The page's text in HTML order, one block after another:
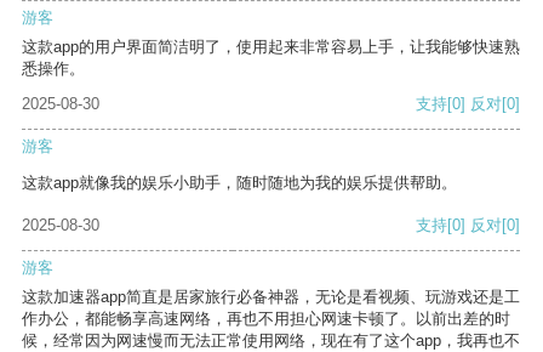
游客
这款app的用户界面简洁明了，使用起来非常容易上手，让我能够快速熟
悉操作。
2025-08-30
支持[0] 反对[0]
游客
这款app就像我的娱乐小助手，随时随地为我的娱乐提供帮助。
2025-08-30 支持[0] 反对[0]
游客
这款加速器app简直是居家旅行必备神器，无论是看视频、玩游戏还是工
作办公，都能畅享高速网络，再也不用担心网速卡顿了。以前出差的时
候，经常因为网速慢而无法正常使用网络，现在有了这个app，我再也不